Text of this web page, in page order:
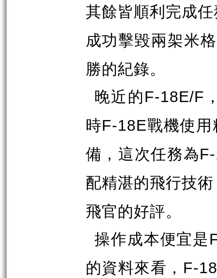
其餘皆順利完成
成功擊毀兩架米格
勝的紀錄。
晚近的F-18E/F
時F-18E戰機使
備，這次任務為
配精湛的飛行技
飛官的好評。
操作成本便宜是
的資料來看， F-